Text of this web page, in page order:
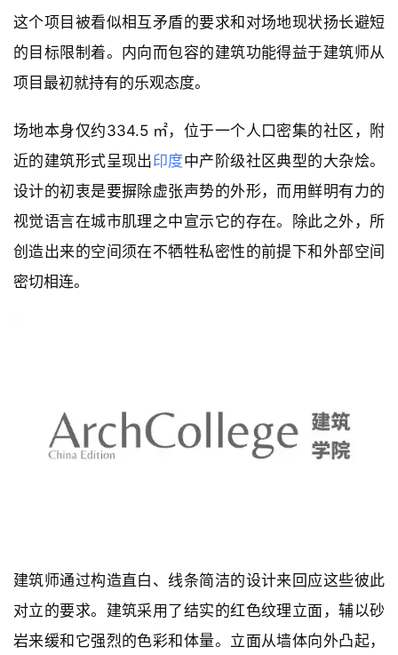
这个项目被看似相互矛盾的要求和对场地现状扬长避短
的目标限制着。内向而包容的建筑功能得益于建筑师从
项目最初就持有的乐观态度。
场地本身仅约334.5 ㎡，位于一个人口密集的社区，附
近的建筑形式呈现出印度中产阶级社区典型的大杂烩。
设计的初衷是要摒除虚张声势的外形，而用鲜明有力的
视觉语言在城市肌理之中宣示它的存在。除此之外，所
创造出来的空间须在不牺牲私密性的前提下和外部空间
密切相连。